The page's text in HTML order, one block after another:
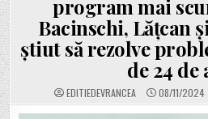
program mai
Bacinschi, Lățcan
știut să rezolve
de 24 de
EDITIEDEVRANCEA 08/11/2024